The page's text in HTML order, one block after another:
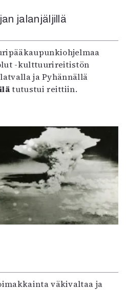
jalanjäljillä
-kulttuurireitistön
ja Pyhännällä
tutustui reittiin.
väkivaltaa ja